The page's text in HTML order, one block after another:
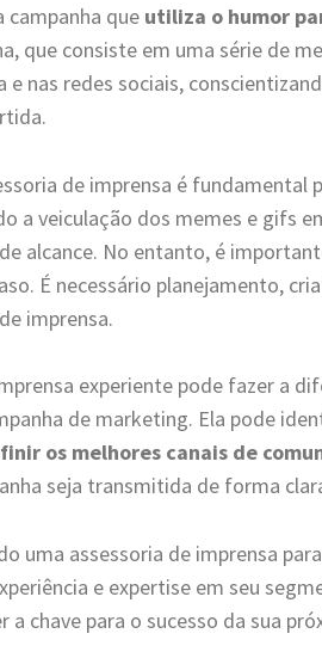
que utiliza o humor
que consiste em uma série de
e nas redes sociais,
de imprensa é fundamental
a veiculação dos memes e gifs
alcance. No entanto, é
É necessário planejamento,
imprensa.
experiente pode fazer a
de marketing. Ela pode
os melhores canais de
seja transmitida de forma
uma assessoria de imprensa
e expertise em seu
a chave para o sucesso da sua